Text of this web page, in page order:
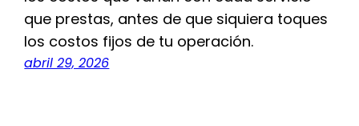
que prestas, antes de que siquiera toques
los costos fijos de tu operación.
abril 29, 2026